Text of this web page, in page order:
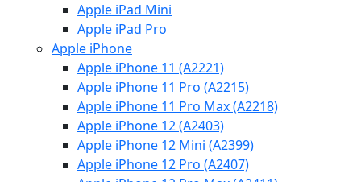
Apple iPad Mini
Apple iPad Pro
Apple iPhone
Apple iPhone 11 (A2221)
Apple iPhone 11 Pro (A2215)
Apple iPhone 11 Pro Max (A2218)
Apple iPhone 12 (A2403)
Apple iPhone 12 Mini (A2399)
Apple iPhone 12 Pro (A2407)